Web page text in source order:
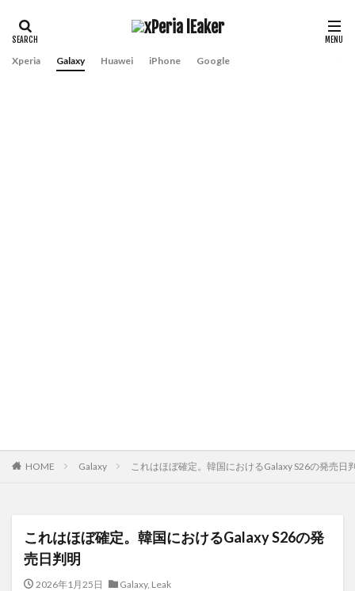
Xperia Galaxy Huawei iPhone Google
HOME Galaxy これはほぼ確定。韓国におけるGalaxy S26の発売日
これはほぼ確定。韓国におけるGalaxy S26の発
売日判明
2026年1月25日 Galaxy, Leak